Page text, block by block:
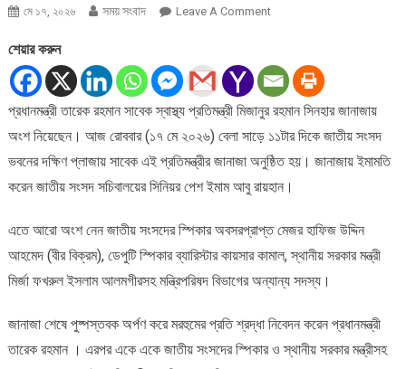
মে ১৭, ২০২৬ সময় সংবাদ Leave A CommentOn
মিজানুর
রহমান
সিনহার
জানাজায়
প্রধানমন্ত্রীর
শেয়ার করুন
প্রধানমন্ত্রী তারেক রহমান সাবেক স্বাস্থ্য প্রতিমন্ত্রী মিজানুর রহমান সিনহার জানাজায়
অংশ নিয়েছেন। আজ রোববার (১৭ মে ২০২৬) বেলা সাড়ে ১১টার দিকে জাতীয় সংসদ
ভবনের দক্ষিণ প্লাজায় সাবেক এই প্রতিমন্ত্রীর জানাজা অনুষ্ঠিত হয়। জানাজায় ইমামতি
করেন জাতীয় সংসদ সচিবালয়ের সিনিয়র পেশ ইমাম আবু রায়হান।
এতে আরো অংশ নেন জাতীয় সংসদের স্পিকার অবসরপ্রাপ্ত মেজর হাফিজ উদ্দিন
আহমেদ (বীর বিক্রম), ডেপুটি স্পিকার ব্যারিস্টার কায়সার কামাল, স্থানীয় সরকার মন্ত্রী
মির্জা ফখরুল ইসলাম আলমগীরসহ মন্ত্রিপরিষদ বিভাগের অন্যান্য সদস্য।
জানাজা শেষে পুষ্পস্তবক অর্পণ করে মরহুমের প্রতি শ্রদ্ধা নিবেদন করেন প্রধানমন্ত্রী
তারেক রহমান । এরপর একে একে জাতীয় সংসদের স্পিকার ও স্থানীয় সরকার মন্ত্রীসহ